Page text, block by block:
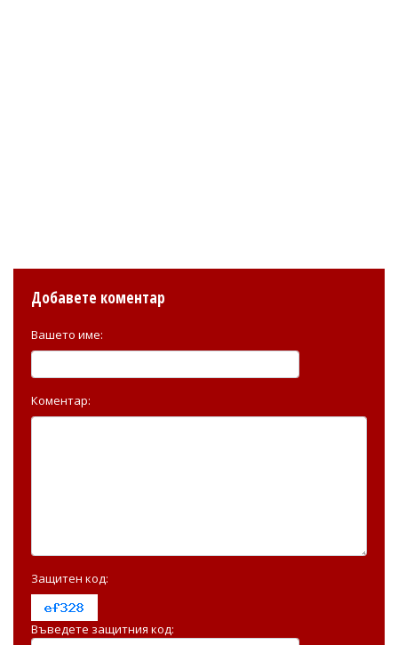
Добавете коментар
Вашето име:
Коментар:
Защитен код:
Въведете защитния код: